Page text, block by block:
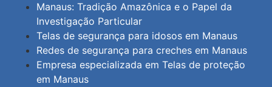
Manaus: Tradição Amazônica e o Papel da
Investigação Particular
Telas de segurança para idosos em Manaus
Redes de segurança para creches em Manaus
Empresa especializada em Telas de proteção
em Manaus